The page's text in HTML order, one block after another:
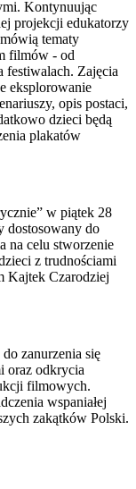
Kontynuując
projekcji edukatorzy
tematy
filmów - od
festiwalach. Zajęcia
eksplorowanie
opis postaci,
dzieci będą
plakatów
w piątek 28
dostosowany do
na celu stworzenie
z trudnościami
Kajtek Czarodziej
zanurzenia się
oraz odkrycia
filmowych.
wspaniałej
zakątków Polski.